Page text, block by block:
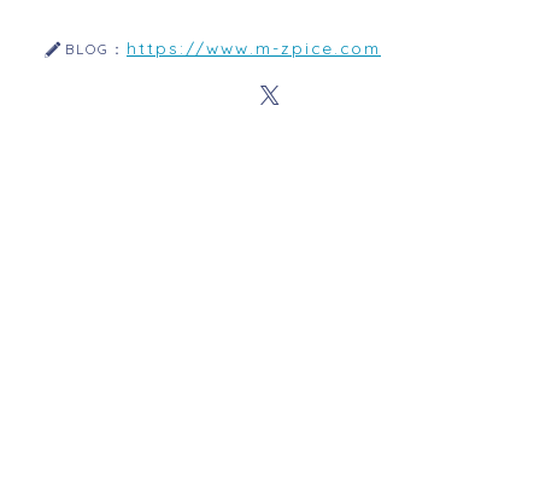
BLOG： https://www.m-zpice.com